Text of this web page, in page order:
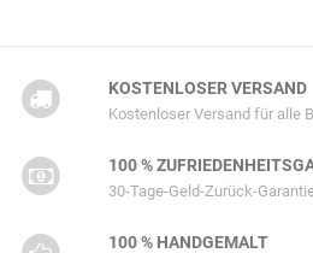
KOSTENLOSER VERSAND
Kostenloser Versand für alle
100 %
30-Tage-Geld-Zurück-
100 % HANDGEMALT